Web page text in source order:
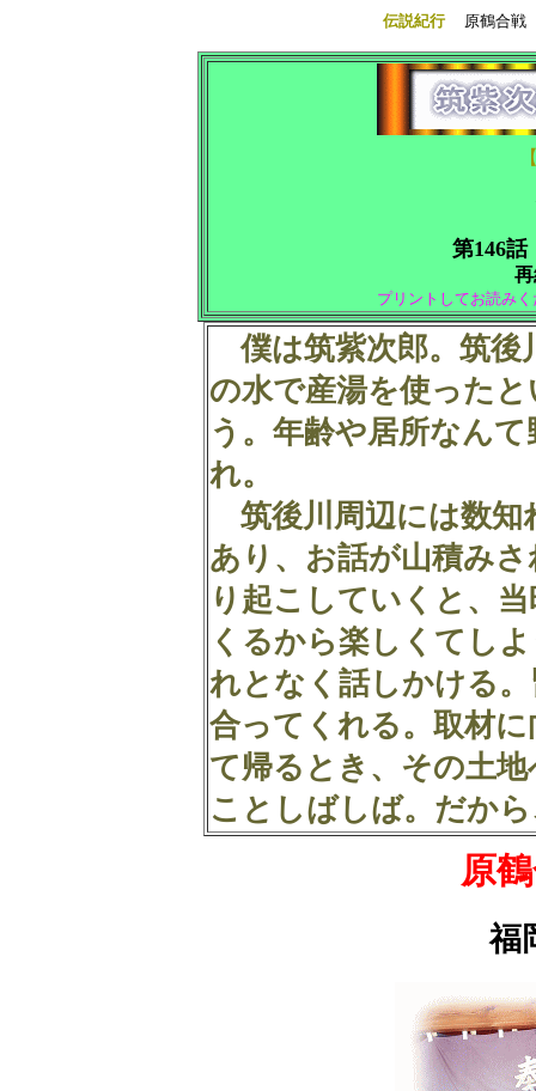
伝説紀行 原鶴合
第146
プリントしてお読み
僕は筑紫次郎。筑後
の水で産湯を使った
う。年齢や居所なん
れ。
筑後川周辺には数知
あり、お話が山積み
り起こしていくと、
くるから楽しくてし
れとなく話しかける
合ってくれる。取材
て帰るとき、その土
ことしばしば。だか
原
福